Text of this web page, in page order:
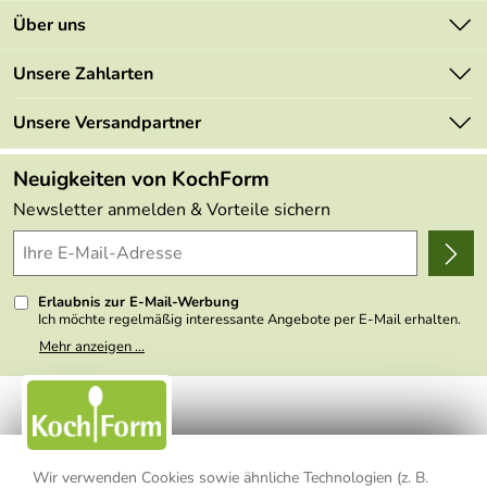
Wir verwenden Cookies sowie ähnliche Technologien (z. B.
Kontakt
Mehrwertsteuerfrei
Retourenportal
FAQs
Lieferbedingungen
Delivery Terms
Kundenlogin
Über uns
Marken
Angebote
Made in Germany
Themen
Wir über uns
Presse
Unsere Zahlarten
Unsere Versandpartner
Neuigkeiten von KochForm
Newsletter anmelden & Vorteile sichern
Erlaubnis zur E-Mail-Werbung
Ich möchte regelmäßig interessante Angebote per E-Mail erhalten.
Meine E-Mail-Adresse wird nicht an andere Unternehmen
weitergegeben. Zu statistischen Zwecken wird in anonymer Form
nicht erkennbar, welche konkrete Person geklickt hat. Diese
Einwilligung zur Nutzung meiner E-Mail- Adresse für Werbezwecke
kann ich jederzeit mit Wirkung für die Zukunft widerrufen, indem ich
den Link "Abmelden" am Ende des Newsletters anklicke oder die
Option Newsletter im Mitgliederbereich deaktiviere. Die
Mehr anzeigen ...